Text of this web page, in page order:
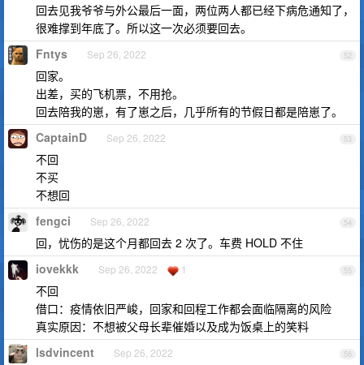
回去见我爷爷与外公最后一面，两位两人都已经下病危通知了，
很难撑到年底了。所以这一次必须要回去。
52
Fntys Sep 26, 2022
回家。
出差，买的飞机票，不用抢。
回去陪我的崽，有了崽之后，几乎所有的节假日都是陪崽了。
53
CaptainD Sep 26, 2022
不回
不买
不想回
54
fengci Sep 26, 2022
回，忧伤的是这个月都回去 2 次了。车费 HOLD 不住
55
iovekkk Sep 26, 2022 1
不回
借口：疫情依旧严峻，回家和回程工作都会面临隔离的风险
真实原因：不想被父母长辈催婚以及成为饭桌上的笑料
56
lsdvincent Sep 26, 2022